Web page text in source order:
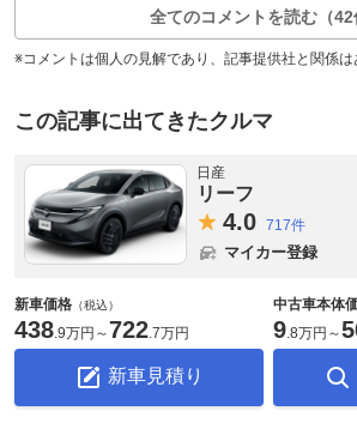
全てのコメントを読む（42
※コメントは個人の見解であり、記事提供社と関係は
この記事に出てきたクルマ
日産
リーフ
4.0 717件
マイカー登録
新車価格 （税込）
438.9万円 ～722.7万円
新車見積り
中古車本体
9.8万円 ～